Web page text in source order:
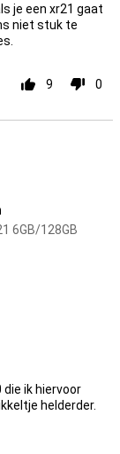
je een xr21 gaat
niet stuk te
9 0
6GB/128GB
die ik hiervoor
helderder.